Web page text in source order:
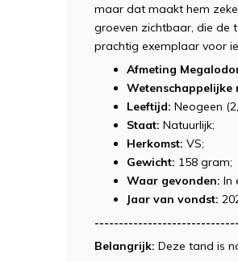
maar dat maakt hem
groeven zichtbaar, die de
prachtig exemplaar voor
Afmeting
Wetenschappelijke
Leeftijd: Neogeen
Staat: Natuurlijk;
Herkomst: VS;
Gewicht: 158 gram;
Waar gevonden: In
Jaar van vondst:
Belangrijk: Deze tand is